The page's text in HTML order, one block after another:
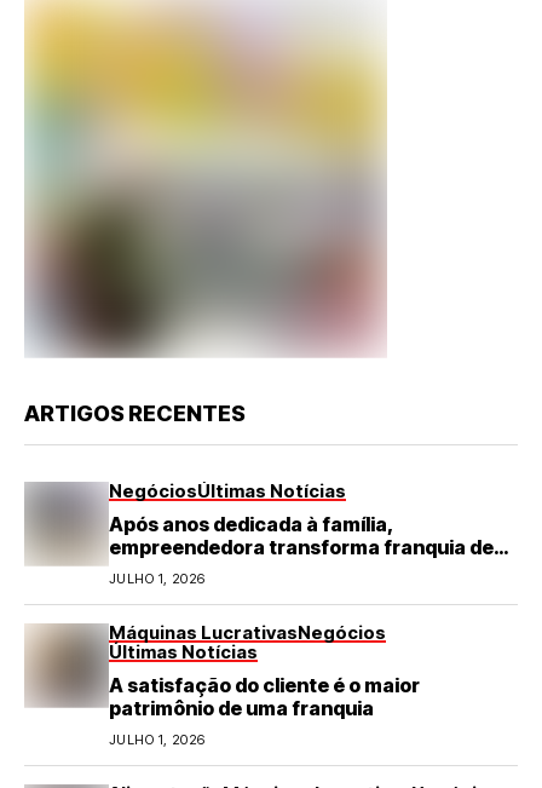
ARTIGOS RECENTES
NegóciosÚltimas Notícias
Após anos dedicada à família,
empreendedora transforma franquia de
turismo em negócio de destaque no RN
JULHO 1, 2026
Máquinas LucrativasNegócios
Últimas Notícias
A satisfação do cliente é o maior
patrimônio de uma franquia
JULHO 1, 2026